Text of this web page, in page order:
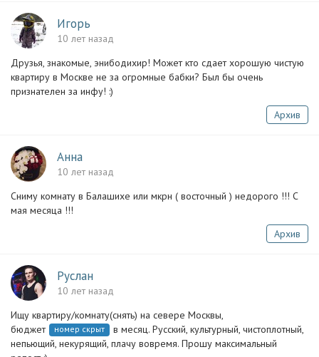
Игорь
10 лет назад
Друзья, знакомые, энибодихир! Может кто сдает хорошую чистую
квартиру в Москве не за огромные бабки? Был бы очень
признателен за инфу! :)
Архив
Анна
10 лет назад
Сниму комнату в Балашихе или мкрн ( восточный ) недорого !!! С
мая месяца !!!
Архив
Руслан
10 лет назад
Ищу квартиру/комнату(снять) на севере Москвы,
бюджет
номер скрыт
в месяц. Русский, культурный, чистоплотный,
непьющий, некурящий, плачу вовремя. Прошу максимальный